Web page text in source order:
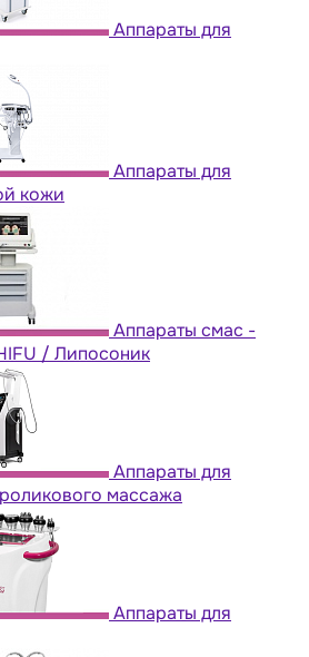
Аппараты для
Аппараты для
кожи
Аппараты cмас -
/ Липосоник
Аппараты для
массажа
Аппараты для